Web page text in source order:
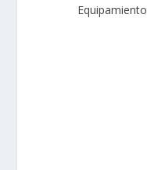
Equipamiento